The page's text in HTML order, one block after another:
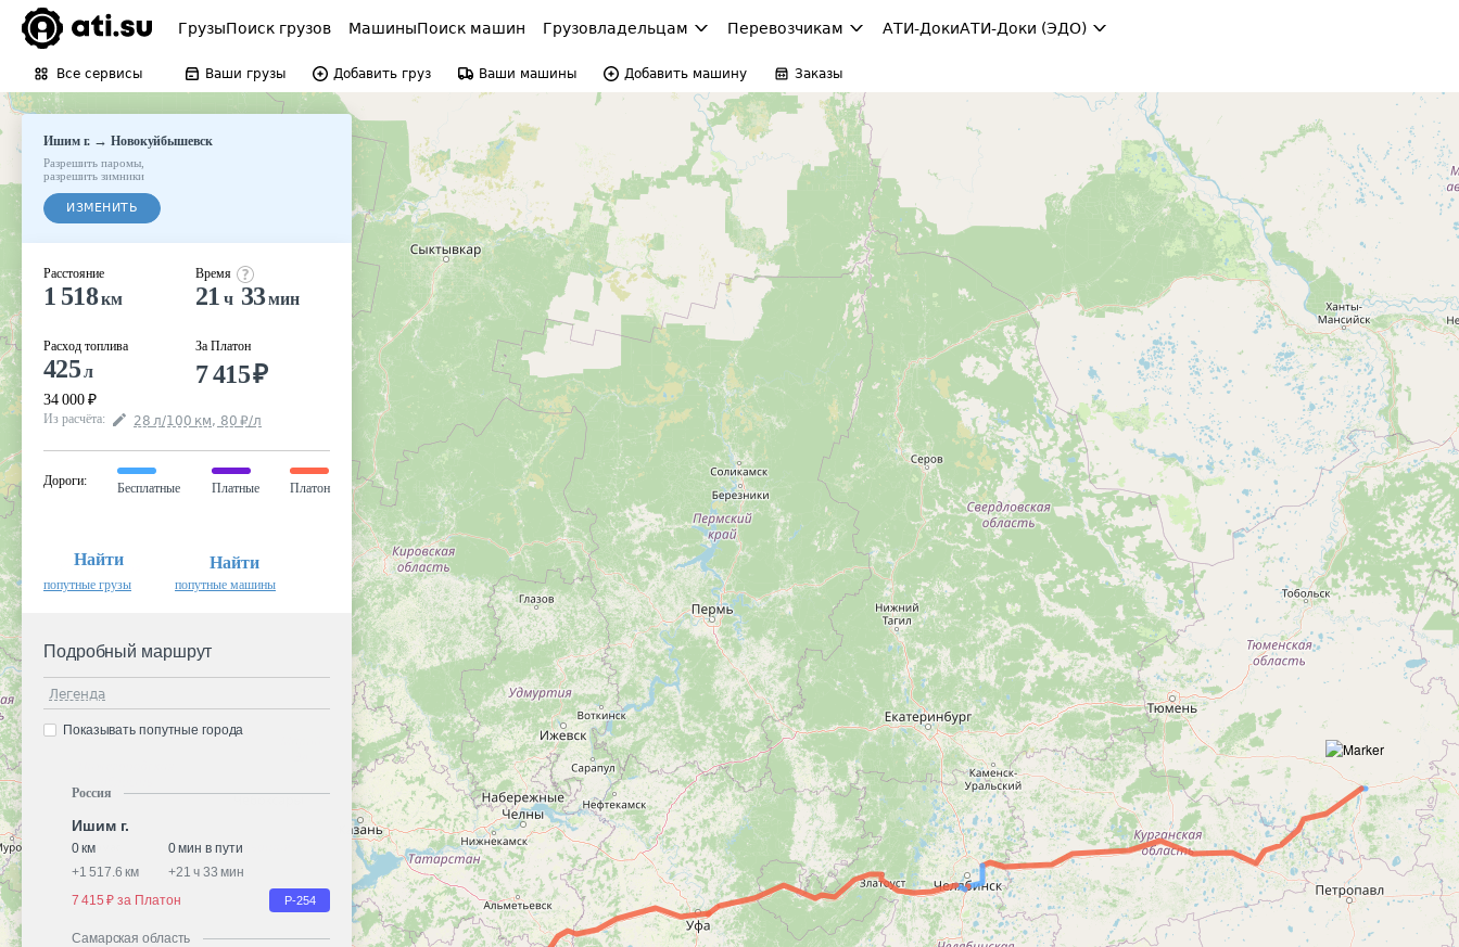
ГрузыПоиск грузов МашиныПоиск машин Грузовладельцам Перевозчикам АТИ-ДокиАТИ-Доки (ЭДО)
Все сервисы Ваши грузы Добавить груз Ваши машины Добавить машину Заказы
Ишим г. →Новокуйбышевск
Разрешить паромы
разрешить зимники
ИЗМЕНИТЬ
Расстояние
1 518км
Расход топлива
425л
34 000 ₽
Время
21 ч 33мин
За Платон
7 415₽
Из расчёта: 28 л/100 км, 80 ₽/л
Дороги:
Бесплатные Платные Платон
Найти
попутные грузы
Найти
попутные машины
Подробный маршрут
Легенда
Показывать попутные города
Россия
Ишим г.
0 км
0 мин в пути
+1 517.6 км +21 ч 33 мин
7 415 ₽ за Платон
Р-254
Самарская область